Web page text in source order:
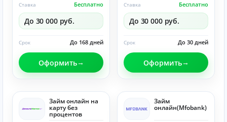
Бесплатно
Ставка
До 30 000 руб.
До 168 дней
Срок
Оформить
Бесплатно
Ставка
До 30 000 руб.
До 30 дней
Срок
Оформить
Займ онлайн на
карту без
процентов
Займ
онлайн(Mfobank)